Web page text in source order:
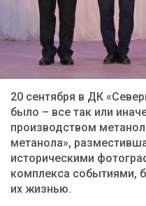
20 сентября в ДК
было – все так или
производством
метанола»,
историческими
комплекса событиями,
их жизнью.